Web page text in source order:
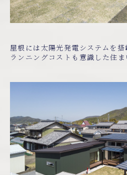
屋根には太陽光発電システムを搭
ランニングコストも意識した住ま